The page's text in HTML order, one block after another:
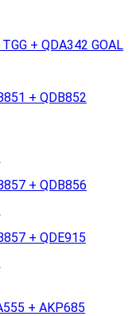
+ QDA342 GOAL
+ QDB852
+ QDB856
+ QDE915
+ AKP685